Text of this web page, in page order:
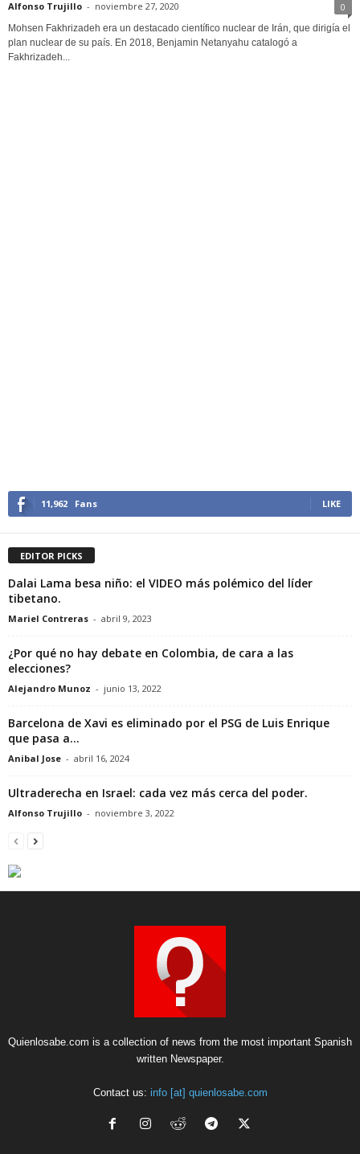
Alfonso Trujillo - noviembre 27, 2020 0
Mohsen Fakhrizadeh era un destacado científico nuclear de Irán, que dirigía el
plan nuclear de su país. En 2018, Benjamin Netanyahu catalogó a
Fakhrizadeh...
11,962 Fans LIKE
EDITOR PICKS
Dalai Lama besa niño: el VIDEO más polémico del líder
tibetano.
Mariel Contreras - abril 9, 2023
¿Por qué no hay debate en Colombia, de cara a las
elecciones?
Alejandro Munoz - junio 13, 2022
Barcelona de Xavi es eliminado por el PSG de Luis Enrique
que pasa a...
Anibal Jose - abril 16, 2024
Ultraderecha en Israel: cada vez más cerca del poder.
Alfonso Trujillo - noviembre 3, 2022
Quienlosabe.com is a collection of news from the most important Spanish
written Newspaper.
Contact us: info [at] quienlosabe.com